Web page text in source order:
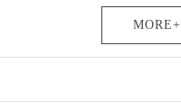
MORE+